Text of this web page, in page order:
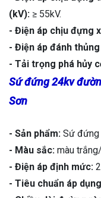
(kV): ≥ 55kV.
- Điện áp chịu đựng
- Điện áp đánh
- Tải trọng phá hủy
Sứ đứng 24kv
Sơn
- Sản phẩm: Sứ đứng
- Màu sắc: màu
- Điện áp định mức:
- Tiêu chuẩn áp